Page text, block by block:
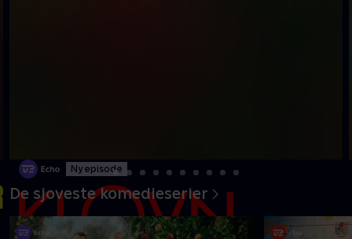
Ny episode
De sjoveste komedieserier